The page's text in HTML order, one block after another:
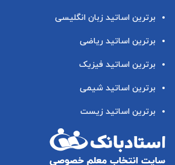
برترین اساتید زبان انگلیسی
برترین اساتید ریاضی
برترین اساتید فیزیک
برترین اساتید شیمی
برترین اساتید زیست